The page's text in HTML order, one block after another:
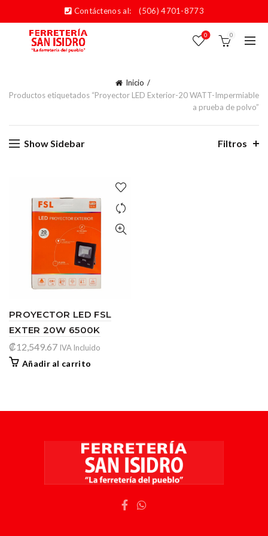
Contáctenos al: (506) 4701-8773
0 0
Inicio
Productos etiquetados “Proyector LED Exterior-20 WATT-Impermiable
a prueba de polvo”
Show Sidebar Filtros
PROYECTOR LED FSL
EXTER 20W 6500K
₡12,549.67 IVA Incluido
Añadir al carrito